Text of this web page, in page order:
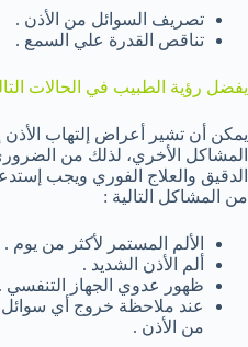
تصريف السوائل من الأذن .
تناقص القدرة علي السمع .
يفضل رؤية الطبيب في الحالات
يمكن أن تشير أعراض إلتهاب الأذن
المشاكل الأخري، لذلك من
الدقيق والعلاج الفوري ويجب
من المشاكل التالية :
الألم المستمر لأكثر من يوم .
ألم الأذن الشديد .
ظهور عدوي الجهاز التنفسي .
عند ملاحظة خروج أي سوائل
من الأذن .